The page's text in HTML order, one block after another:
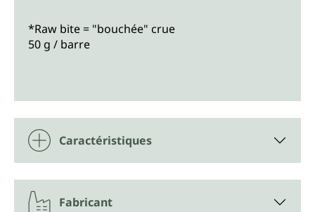
*Raw bite = "bouchée" crue
50 g / barre
Caractéristiques
Fabricant